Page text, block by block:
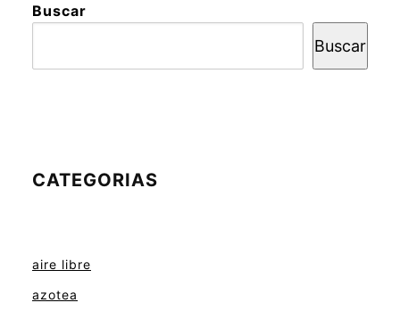
Buscar
Buscar
CATEGORIAS
aire libre
azotea